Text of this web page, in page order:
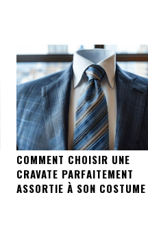
COMMENT CHOISIR UNE
CRAVATE PARFAITEMENT
ASSORTIE À SON